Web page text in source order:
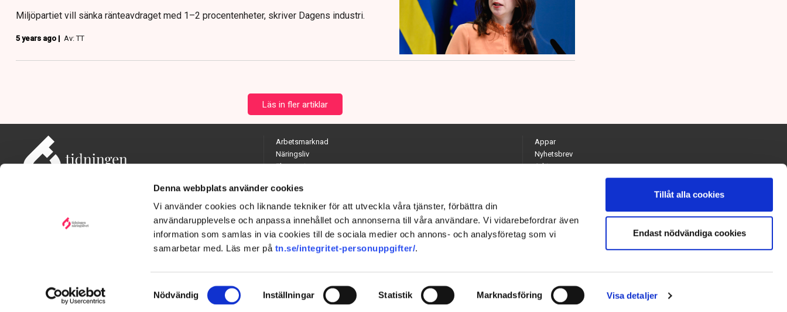
Denna webbplats använder cookies
Vi använder cookies och liknande tekniker för att utveckla våra tjänster, förbättra din
användarupplevelse och anpassa innehållet och annonserna till våra användare. Vi vidarebefordrar även
information som samlas in via cookies till de sociala medier och annons- och analysföretag som vi
samarbetar med. Läs mer på tn.se/integritet-personuppgifter/.
Samtyckesval
Nödvändig Inställningar Statistik Marknadsföring Visa detaljer
Tillåt alla cookies
Endast nödvändiga cookies
Miljöpartiet vill sänka ränteavdraget med 1–2 procentenheter, skriver Dagens industri.
5 years ago | Av: TT
Läs in fler artiklar
Adress: Tidningen Näringslivet, 114 82 Stockholm
Besöksadress: Storgatan 19, Stockholm
Arbetsmarknad
Näringsliv
Ekonomi
Opinion
Hållbarhet
Utrikes
Quiz
Appar
Nyhetsbrev
Arkiv
Kontakta redaktionen
Chefredaktör och ansvarig utgivare: